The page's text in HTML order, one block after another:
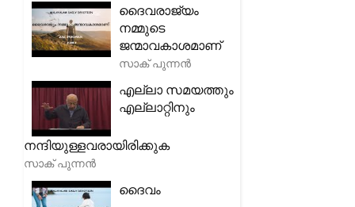
ദൈവരാജ്യം
നമ്മുടെ
ജന്മാവകാശമാണ്
സാക് പുന്നൻ
എല്ലാ സമയത്തും
എല്ലാറ്റിനും
നന്ദിയുള്ളവരായിരിക്കുക
സാക് പുന്നൻ
ദൈവം